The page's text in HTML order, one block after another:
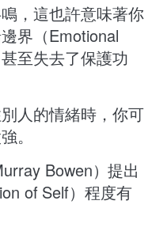
，這也許意味著你
界（Emotional
至失去了保護功
人的情緒時，你可
。
Bowen）提出
of Self）程度有